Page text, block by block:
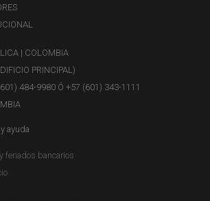
| COLOMBIA
PRINCIPAL)
484-9980 Ó +57 (601) 343-1111
ayuda
feriados bancarios